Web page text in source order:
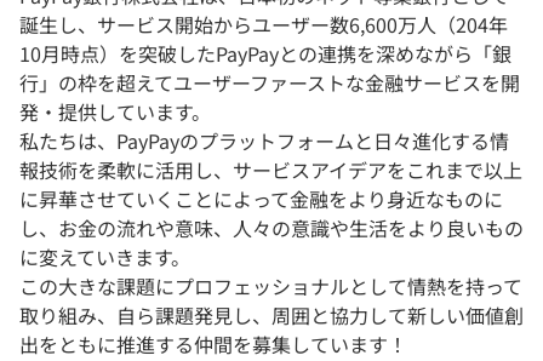
誕生し、サービス開始からユーザー数6,600万人（204年
10月時点）を突破したPayPayとの連携を深めながら「銀
行」の枠を超えてユーザーファーストな金融サービスを開
発・提供しています。
私たちは、PayPayのプラットフォームと日々進化する情
報技術を柔軟に活用し、サービスアイデアをこれまで以上
に昇華させていくことによって金融をより身近なものに
し、お金の流れや意味、人々の意識や生活をより良いもの
に変えていきます。
この大きな課題にプロフェッショナルとして情熱を持って
取り組み、自ら課題発見し、周囲と協力して新しい価値創
出をともに推進する仲間を募集しています！